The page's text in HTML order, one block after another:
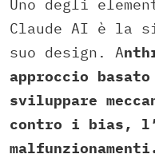
Uno degli
Claude AI è la
suo design. A
approccio
sviluppare
contro i bias,